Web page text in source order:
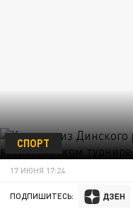
СПОРТ
17 ИЮНЯ 17:24
ПОДПИШИТЕСЬ: